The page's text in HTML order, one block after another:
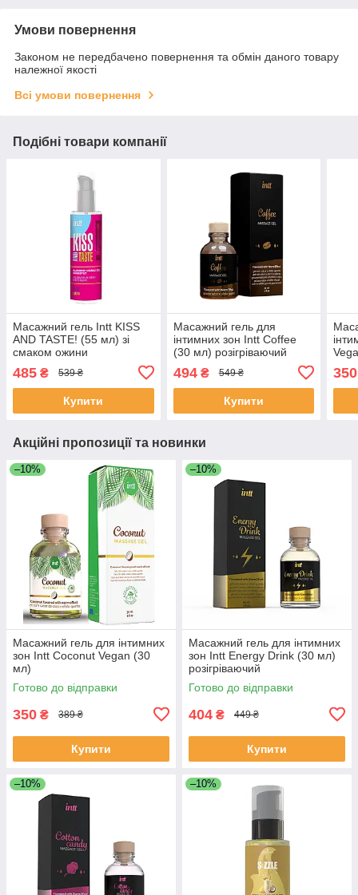
Умови повернення
Законом не передбачено повернення та обмін даного товару
належної якості
Всі умови повернення
Подібні товари компанії
Масажний гель Intt KISS
AND TASTE! (55 мл) зі
смаком ожини
485 ₴ 539 ₴
Купити
Масажний гель для
інтимних зон Intt Coffee
(30 мл) розігріваючий
494₴ 549 ₴
Купити
350
Акційні пропозиції та новинки
–10%
Масажний гель для інтимних
зон Intt Coconut Vegan (30
мл)
Готово до відправки
350 ₴ 389 ₴
Купити
–10%
Масажний гель для інтимних
зон Intt Energy Drink (30 мл)
розігріваючий
Готово до відправки
404 ₴ 449 ₴
Купити
–10% –10%